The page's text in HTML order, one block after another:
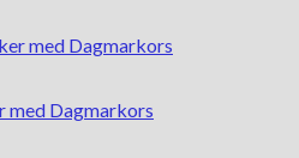
med Dagmarkors